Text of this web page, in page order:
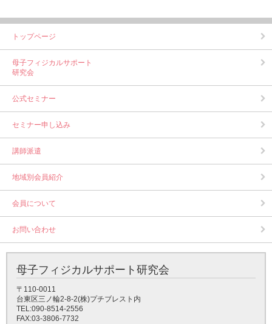
トップページ
母子フィジカルサポート
研究会
公式セミナー
セミナー申し込み
講師派遣
地域別会員紹介
会員について
お問い合わせ
母子フィジカルサポート研究会
〒110-0011
台東区三ノ輪2-8-2(株)プチブレスト内
TEL:090-8514-2556
FAX:03-3806-7732